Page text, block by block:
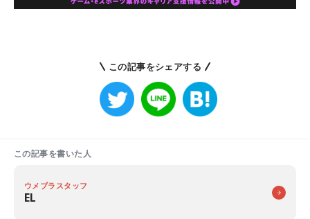
この記事をシェアする
この記事を書いた人
ウメブラスタッフ
EL